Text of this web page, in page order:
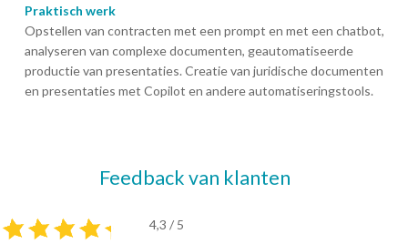
Praktisch werk
Opstellen van contracten met een prompt en met een chatbot,
analyseren van complexe documenten, geautomatiseerde
productie van presentaties. Creatie van juridische documenten
en presentaties met Copilot en andere automatiseringstools.
Feedback van klanten
4,3 / 5